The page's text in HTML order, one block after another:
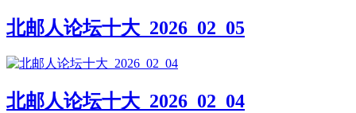
北邮人论坛十大_2026_02_05
北邮人论坛十大_2026_02_04